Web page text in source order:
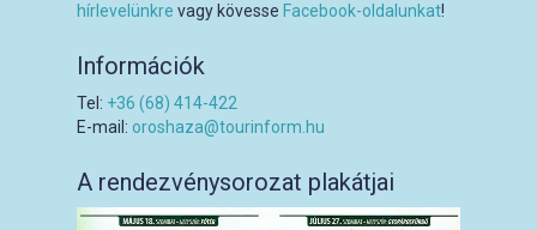
hírlevelünkre vagy kövesse Facebook-oldalunkat!
Információk
Tel: +36 (68) 414-422
E-mail: oroshaza@tourinform.hu
A rendezvénysorozat plakátjai